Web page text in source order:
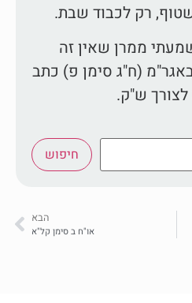
רק לכבוד שבת.
ממרן שאין זה
(ח"ג סימן פ) כתב
ש"ק.
חיפוש
הבא
או"ח ב סימן קל"א